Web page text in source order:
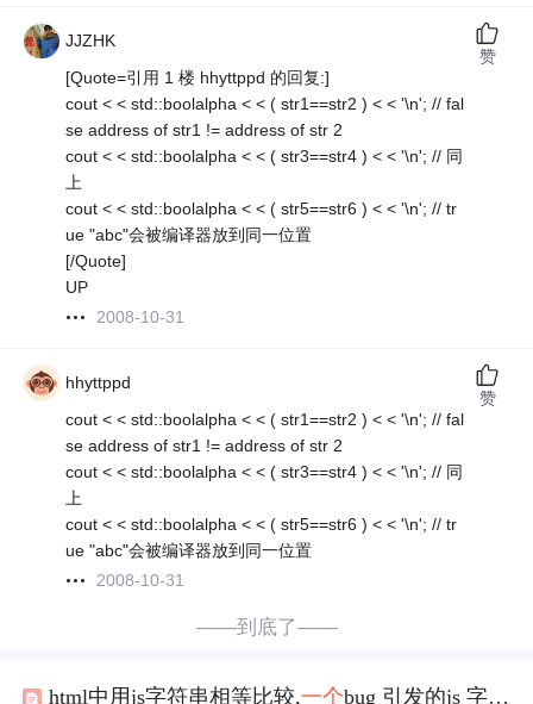
JJZHK
[Quote=引用 1 楼 hhyttppd 的回复:]
cout < < std::boolalpha < < ( str1==str2 ) < < '\n'; // fal
se address of str1 != address of str 2
cout < < std::boolalpha < < ( str3==str4 ) < < '\n'; // 同
上
cout < < std::boolalpha < < ( str5==str6 ) < < '\n'; // tr
ue "abc"会被编译器放到同一位置
[/Quote]
UP
2008-10-31
赞
hhyttppd
cout < < std::boolalpha < < ( str1==str2 ) < < '\n'; // fal
se address of str1 != address of str 2
cout < < std::boolalpha < < ( str3==str4 ) < < '\n'; // 同
上
cout < < std::boolalpha < < ( str5==str6 ) < < '\n'; // tr
ue "abc"会被编译器放到同一位置
2008-10-31
赞
——到底了——
html中用js字符串相等比较,一个bug 引发的js 字符串大小比较的